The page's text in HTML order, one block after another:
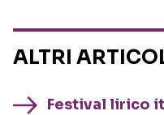
ALTRI
Festival lirico